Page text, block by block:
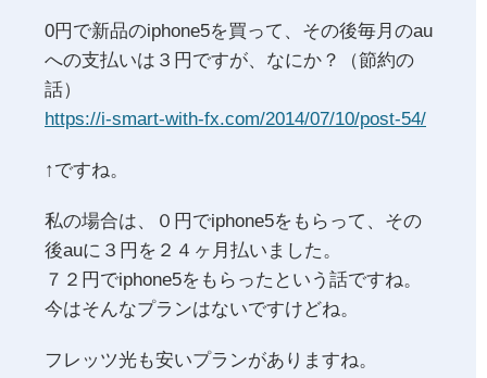
0円で新品のiphone5を買って、その後毎月のau
への支払いは３円ですが、なにか？（節約の
話）
https://i-smart-with-fx.com/2014/07/10/post-54/
↑ですね。
私の場合は、０円でiphone5をもらって、その
後auに３円を２４ヶ月払いました。
７２円でiphone5をもらったという話ですね。
今はそんなプランはないですけどね。
フレッツ光も安いプランがありますね。